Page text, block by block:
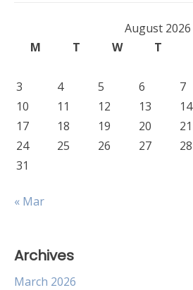
August 2026
M
T W T
3
4 5 6 7
10
11 12 13 14
17
18 19 20 21
24
25 26 27 28
31
« Mar
Archives
March 2026